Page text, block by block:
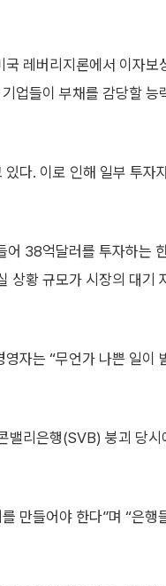
레버리지론에서 이자보
업들이 부채를 감당할 능
다. 이로 인해 일부 투자
38억달러를 투자하는
상황 규모가 시장의 대기
자는 “무언가 나쁜 일이
밸리은행(SVB) 붕괴 당시
만들어야 한다”며 “은행